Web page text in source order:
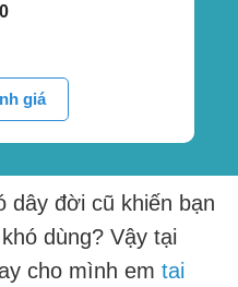
giá
dây đời cũ khiến bạn
dùng? Vậy tại
cho mình em tai